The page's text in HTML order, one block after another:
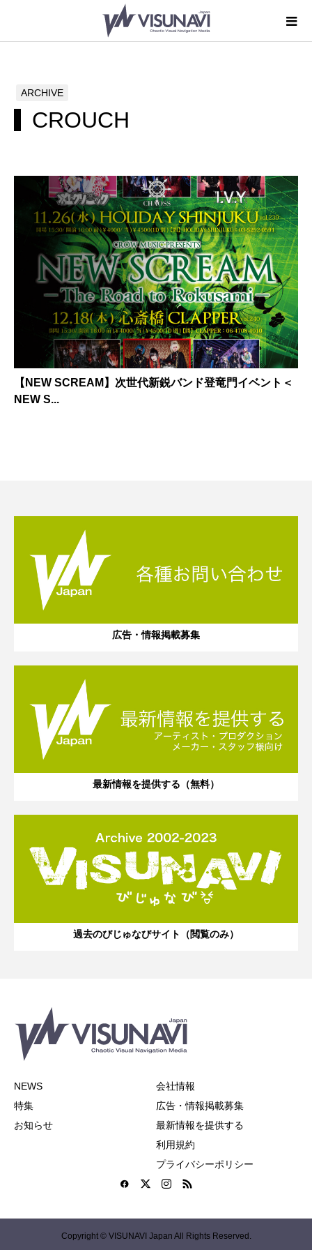
CROUCH
ARCHIVE
【NEW SCREAM】次世代新鋭バンド登竜門イベント＜
NEW S...
広告・情報掲載募集
最新情報を提供する（無料）
過去のびじゅなびサイト（閲覧のみ）
NEWS
特集
お知らせ
会社情報
広告・情報掲載募集
最新情報を提供する
利用規約
プライバシーポリシー
Copyright © VISUNAVI Japan All Rights Reserved.